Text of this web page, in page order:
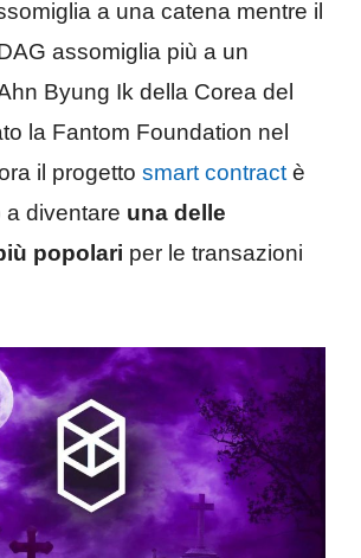
a una catena mentre il
assomiglia più a un
Byung Ik della Corea del
la Fantom Foundation nel
il progetto smart contract è
a diventare una delle
popolari per le transazioni